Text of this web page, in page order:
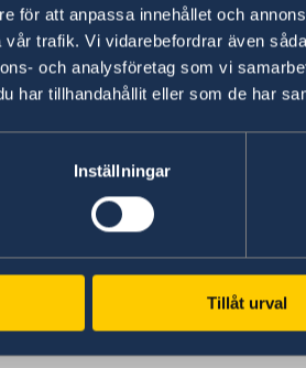
för att anpassa innehållet och
trafik. Vi vidarebefordrar även
och analysföretag som vi
har tillhandahållit eller som de har
Inställningar
Tillåt urval
Photo: Anders Löwdin/
2023.
webbplats
på regeringens webbplats